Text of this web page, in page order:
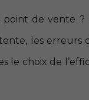
de vente ?
les erreurs
le choix de